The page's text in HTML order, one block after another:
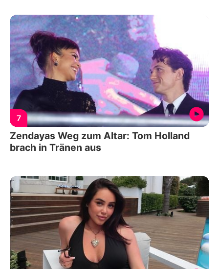
7
Zendayas Weg zum Altar: Tom Holland
brach in Tränen aus